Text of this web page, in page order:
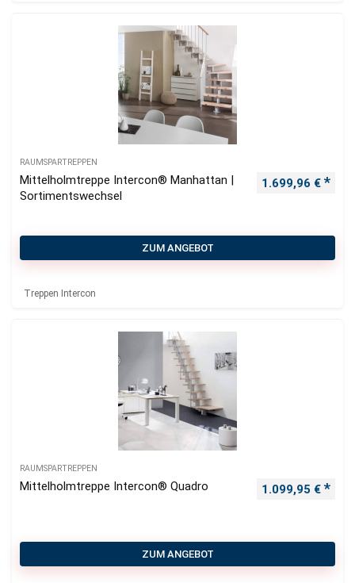
RAUMSPARTREPPEN
Mittelholmtreppe Intercon® Manhattan |
Sortimentswechsel
1.699,96 €
ZUM ANGEBOT
Treppen Intercon
RAUMSPARTREPPEN
Mittelholmtreppe Intercon® Quadro 1.099,95 €
ZUM ANGEBOT